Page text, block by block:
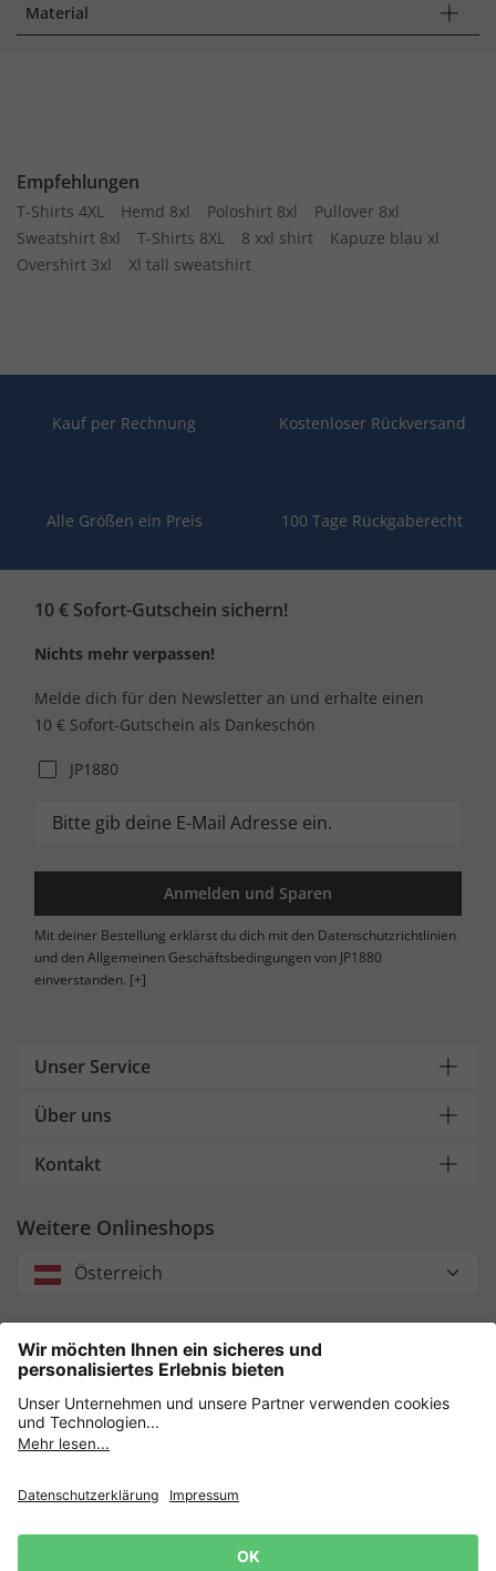
Material
Empfehlungen
T-Shirts 4XL Hemd 8xl Poloshirt 8xl
Pullover 8xl
Sweatshirt 8xl
T-Shirts 8XL 8 xxl shirt
Kapuze blau xl
Overshirt 3xl
Xl tall sweatshirt
Kauf per Rechnung Kostenloser Rückversand
Alle Größen ein Preis 100 Tage Rückgaberecht
10 € Sofort-Gutschein sichern!
Nichts mehr verpassen!
Melde dich für den Newsletter an und erhalte einen
10 € Sofort-Gutschein als Dankeschön
JP1880
Anmelden und Sparen
Mit deiner Bestellung erklärst du dich mit den Datenschutzrichtlinien
und den Allgemeinen Geschäftsbedingungen von JP1880
einverstanden. [+]
Unser Service
Über uns
Kontakt
Weitere Onlineshops
Österreich
Unsere Zahlungsarten
Sicher einkaufen mit